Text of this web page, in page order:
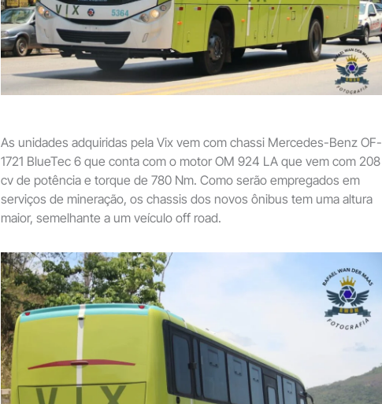
As unidades adquiridas pela Vix vem com chassi Mercedes-Benz OF-
1721 BlueTec 6 que conta com o motor OM 924 LA que vem com 208
cv de potência e torque de 780 Nm. Como serão empregados em
serviços de mineração, os chassis dos novos ônibus tem uma altura
maior, semelhante a um veículo off road.